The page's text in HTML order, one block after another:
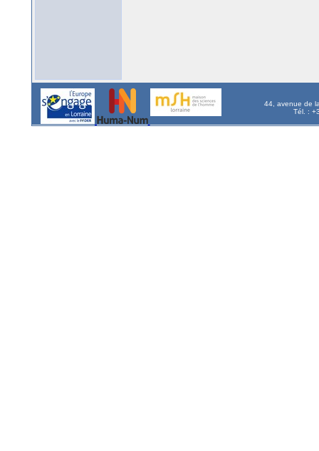
44, avenue de
Tél. :